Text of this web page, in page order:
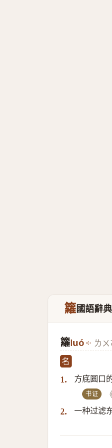
籮國語辭典
籮 luó ㄌㄨ
名
1. 方底圆口
书证
2. 一种过滤